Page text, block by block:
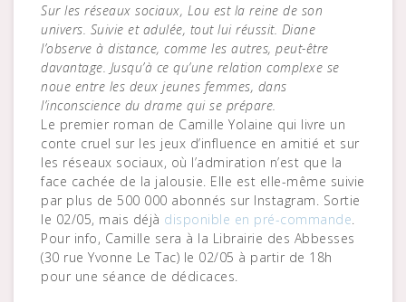
Sur les réseaux sociaux, Lou est la reine de son
univers. Suivie et adulée, tout lui réussit. Diane
l’observe à distance, comme les autres, peut-être
davantage. Jusqu’à ce qu’une relation complexe se
noue entre les deux jeunes femmes, dans
l’inconscience du drame qui se prépare.
Le premier roman de Camille Yolaine qui livre un
conte cruel sur les jeux d’influence en amitié et sur
les réseaux sociaux, où l’admiration n’est que la
face cachée de la jalousie. Elle est elle-même suivie
par plus de 500 000 abonnés sur Instagram. Sortie
le 02/05, mais déjà disponible en pré-commande
Pour info, Camille sera à la Librairie des Abbesses
(30 rue Yvonne Le Tac) le 02/05 à partir de 18h
pour une séance de dédicaces.